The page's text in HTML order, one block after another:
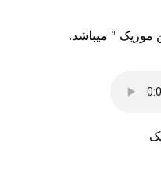
موزیک " میباشد.